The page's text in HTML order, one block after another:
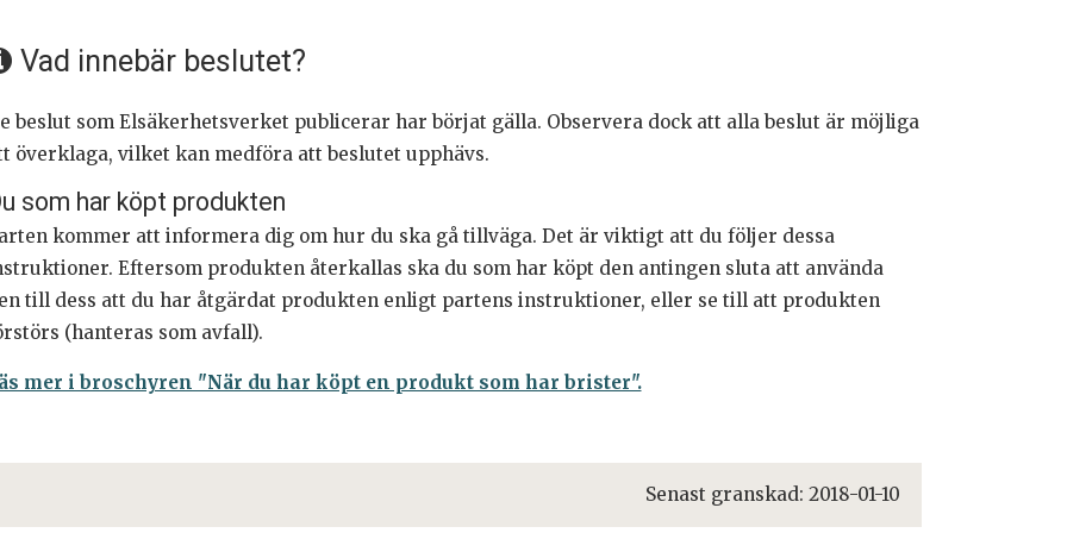
Vad innebär beslutet?
beslut som Elsäkerhetsverket publicerar har börjat gälla. Observera dock att alla beslut är möjliga
överklaga, vilket kan medföra att beslutet upphävs.
som har köpt produkten
kommer att informera dig om hur du ska gå tillväga. Det är viktigt att du följer dessa
Eftersom produkten återkallas ska du som har köpt den antingen sluta att använda
till dess att du har åtgärdat produkten enligt partens instruktioner, eller se till att produkten
(hanteras som avfall).
mer i broschyren "När du har köpt en produkt som har brister".
Senast granskad: 2018-01-10